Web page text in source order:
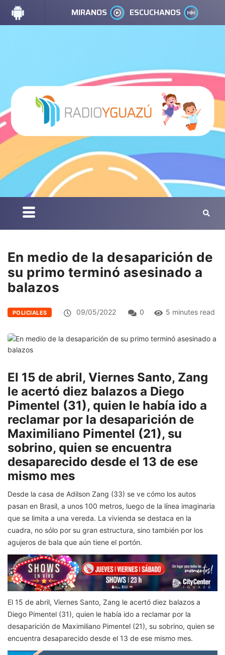
MIRANOS ESCUCHANOS
En medio de la desaparición de
su primo terminó asesinado a
balazos
POLICIALES 09/05/2022 0 5 minutes read
El 15 de abril, Viernes Santo, Zang
le acertó diez balazos a Diego
Pimentel (31), quien le había ido a
reclamar por la desaparición de
Maximiliano Pimentel (21), su
sobrino, quien se encuentra
desaparecido desde el 13 de ese
mismo mes
Desde la casa de Adilson Zang (33) se ve cómo los autos
pasan en Brasil, a unos 100 metros, luego de la línea imaginaria
que se limita a una vereda. La vivienda se destaca en la
cuadra, no sólo por su gran estructura, sino también por los
agujeros de bala que aún tiene el portón.
El 15 de abril, Viernes Santo, Zang le acertó diez balazos a
Diego Pimentel (31), quien le había ido a reclamar por la
desaparición de Maximiliano Pimentel (21), su sobrino, quien se
encuentra desaparecido desde el 13 de ese mismo mes.